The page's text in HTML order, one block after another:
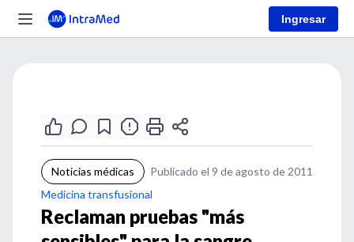
Ingresar
Noticias médicas
Publicado el 9 de agosto de 2011
Medicina transfusional
Reclaman pruebas "más